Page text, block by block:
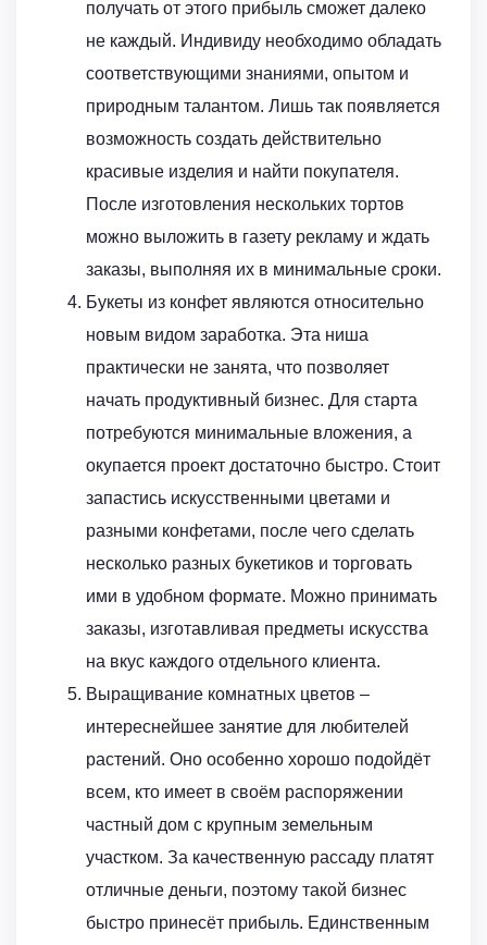
получать от этого прибыль сможет далеко
не каждый. Индивиду необходимо обладать
соответствующими знаниями, опытом и
природным талантом. Лишь так появляется
возможность создать действительно
красивые изделия и найти покупателя.
После изготовления нескольких тортов
можно выложить в газету рекламу и ждать
заказы, выполняя их в минимальные сроки.
Букеты из конфет являются относительно
новым видом заработка. Эта ниша
практически не занята, что позволяет
начать продуктивный бизнес. Для старта
потребуются минимальные вложения, а
окупается проект достаточно быстро. Стоит
запастись искусственными цветами и
разными конфетами, после чего сделать
несколько разных букетиков и торговать
ими в удобном формате. Можно принимать
заказы, изготавливая предметы искусства
на вкус каждого отдельного клиента.
Выращивание комнатных цветов –
интереснейшее занятие для любителей
растений. Оно особенно хорошо подойдёт
всем, кто имеет в своём распоряжении
частный дом с крупным земельным
участком. За качественную рассаду платят
отличные деньги, поэтому такой бизнес
быстро принесёт прибыль. Единственным